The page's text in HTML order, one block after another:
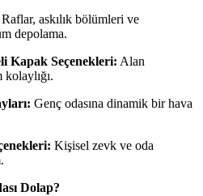
Raflar, askılık bölümleri ve
depolama.
Kapak Seçenekleri: Alan
kolaylığı.
Genç odasına dinamik bir hava
Kişisel zevk ve oda
Dolap?